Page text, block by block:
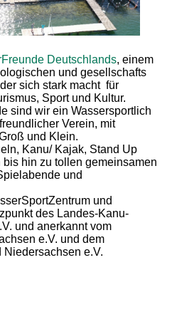
Deutschlands, einem
und gesellschafts
sich stark macht für
Sport und Kultur.
sind wir ein Wassersportlich
Verein, mit
und Klein.
Kanu/ Kajak, Stand Up
hin zu tollen gemeinsamen
und
und
des Landes-Kanu-
und anerkannt vom
e.V. und dem
Niedersachsen e.V.